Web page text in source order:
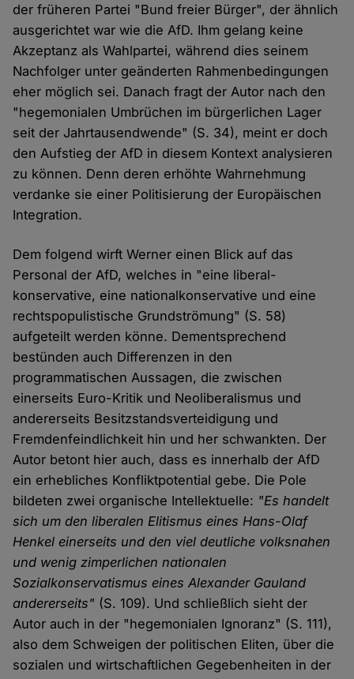
der früheren Partei "Bund freier Bürger", der ähnlich
ausgerichtet war wie die AfD. Ihm gelang keine
Akzeptanz als Wahlpartei, während dies seinem
Nachfolger unter geänderten Rahmenbedingungen
eher möglich sei. Danach fragt der Autor nach den
"hegemonialen Umbrüchen im bürgerlichen Lager
seit der Jahrtausendwende" (S. 34), meint er doch
den Aufstieg der AfD in diesem Kontext analysieren
zu können. Denn deren erhöhte Wahrnehmung
verdanke sie einer Politisierung der Europäischen
Integration.
Dem folgend wirft Werner einen Blick auf das
Personal der AfD, welches in "eine liberal-
konservative, eine nationalkonservative und eine
rechtspopulistische Grundströmung" (S. 58)
aufgeteilt werden könne. Dementsprechend
bestünden auch Differenzen in den
programmatischen Aussagen, die zwischen
einerseits Euro-Kritik und Neoliberalismus und
andererseits Besitzstandsverteidigung und
Fremdenfeindlichkeit hin und her schwankten. Der
Autor betont hier auch, dass es innerhalb der AfD
ein erhebliches Konfliktpotential gebe. Die Pole
bildeten zwei organische Intellektuelle: "Es handelt
sich um den liberalen Elitismus eines Hans-Olaf
Henkel einerseits und den viel deutliche volksnahen
und wenig zimperlichen nationalen
Sozialkonservatismus eines Alexander Gauland
andererseits" (S. 109). Und schließlich sieht der
Autor auch in der "hegemonialen Ignoranz" (S. 111),
also dem Schweigen der politischen Eliten, über die
sozialen und wirtschaftlichen Gegebenheiten in der